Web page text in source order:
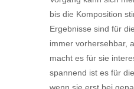
bis die Komposition
Ergebnisse sind für
immer vorhersehbar,
macht es für sie
spannend ist es für